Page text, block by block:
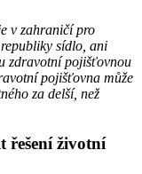
v zahraničí pro
sídlo, ani
zdravotní pojišťovnou
pojišťovna může
za delší, než
řešení životní